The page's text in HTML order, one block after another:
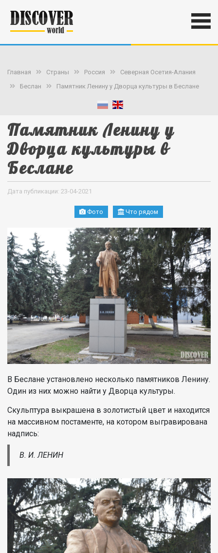
Главная Страны Россия
Северная Осетия-Алания
Беслан
Памятник Ленину у Дворца культуры в Беслане
Памятник Ленину у
Дворца культуры в
Беслане
Дата публикации: 23-04-2021
Фото Что рядом
В Беслане установлено несколько памятников Ленину.
Один из них можно найти у Дворца культуры.
Скульптура выкрашена в золотистый цвет и находится
на массивном постаменте, на котором выгравирована
надпись:
В. И. ЛЕНИН